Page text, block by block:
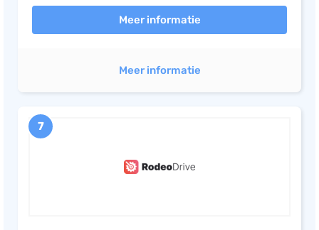
Meer informatie
Meer informatie
7